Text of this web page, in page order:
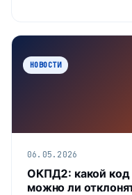
НОВОСТИ
06.05.2026
ОКПД2: какой код
можно ли